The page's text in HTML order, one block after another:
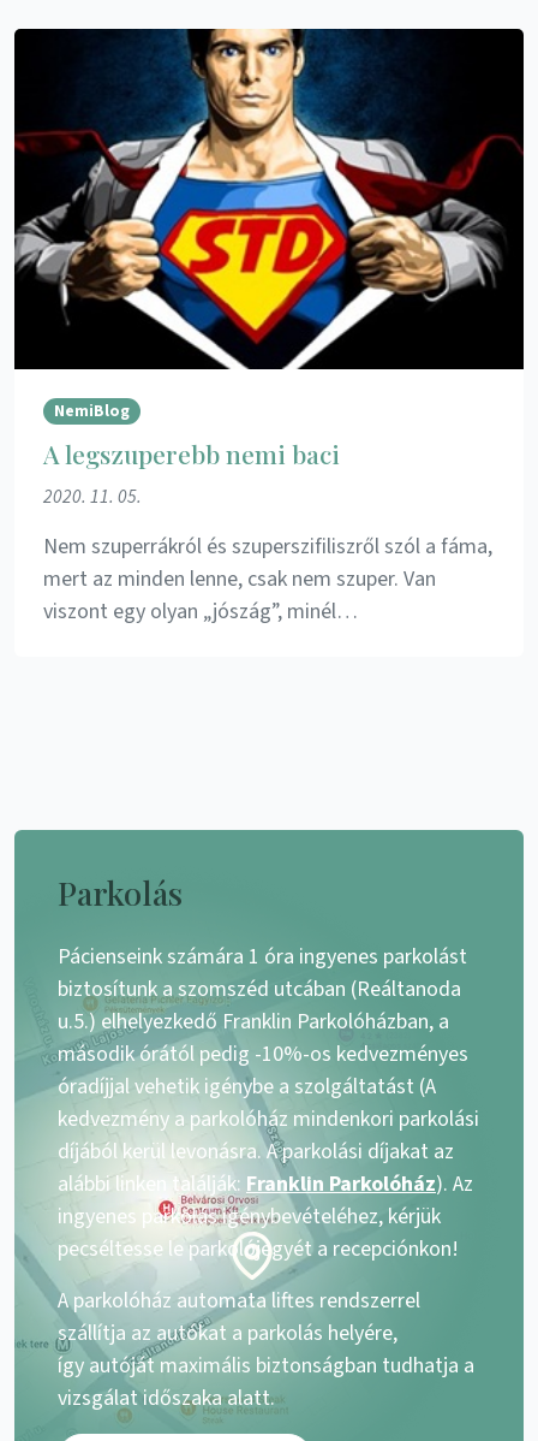
NemiBlog
A legszuperebb nemi baci
2020. 11. 05.
Nem szuperrákról és szuperszifiliszről szól a fáma,
mert az minden lenne, csak nem szuper. Van
viszont egy olyan „jószág”, minél…
Parkolás
Pácienseink számára 1 óra ingyenes parkolást
biztosítunk a szomszéd utcában (Reáltanoda
u.5.) elhelyezkedő Franklin Parkolóházban, a
második órától pedig -10%-os kedvezményes
óradíjjal vehetik igénybe a szolgáltatást (A
kedvezmény a parkolóház mindenkori parkolási
díjából kerül levonásra. A parkolási díjakat az
alábbi linken találják: Franklin Parkolóház). Az
ingyenes parkolás igénybevételéhez, kérjük
pecséltesse le parkolójegyét a recepciónkon!
A parkolóház automata liftes rendszerrel
szállítja az autókat a parkolás helyére,
így autóját maximális biztonságban tudhatja a
vizsgálat időszaka alatt.